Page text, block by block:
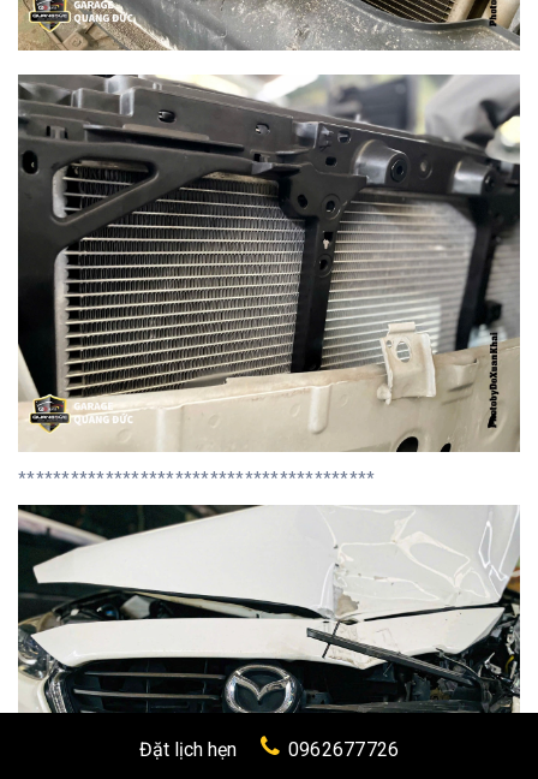
*****************************************
Đặt lịch hẹn 0962677726